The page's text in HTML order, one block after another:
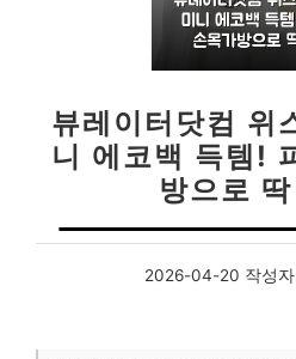
뷰레이터닷컴 위
니 에코백 득템!
방으로
2026-04-20 작성